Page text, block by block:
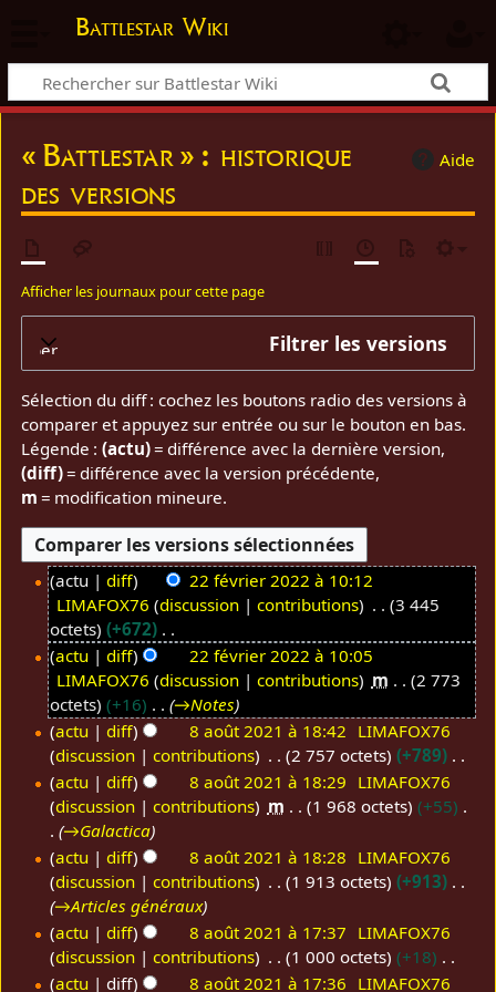
Battlestar Wiki
Aide
« Battlestar » : historique
des versions
Afficher les journaux pour cette page
Filtrer les versions
Sélection du diff : cochez les boutons radio des versions à
comparer et appuyez sur entrée ou sur le bouton en bas.
Légende :(actu)= différence avec la dernière version,
(diff)= différence avec la version précédente,
m = modification mineure.
actu diff
22 février 2022 à 10:12
LIMAFOX76 discussion contributions
3 445
octets
+672
A
u
c
u
n
r
é
s
u
m
é
d
e
s
actu diff
22 février 2022 à 10:05
LIMAFOX76 discussion contributions m
2 773
octets
+16 →Notes
actu diff 8 août 2021 à 18:42 LIMAFOX76
discussion
contributions 2 757 octets
+789
A
u
u
n
r
é
s
u
actu diff 8 août 2021 à 18:29 LIMAFOX76
discussion
contributions m 1 968 octets
+55
→Galactica
actu
diff 8 août 2021 à 18:28 LIMAFOX76
discussion
contributions 1 913 octets
+913
→Articles généraux
actu
diff 8 août 2021 à 17:37 LIMAFOX76
discussion
contributions 1 000 octets
+18
Aactu diff 8 août 2021 à 17:36 LIMAFOX76